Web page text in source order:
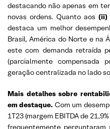
destacando não apenas em
novas ordens. Quanto aos (ii)
destaca um melhor
Brasil, América do Norte e na
este com demanda retraída
(parcialmente compensada
geração centralizada no lado
Mais detalhes sobre
em destaque. Com um
1T23 (margem EBITDA de
frequentemente